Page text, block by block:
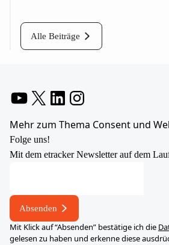
Alle Beiträge
Mehr zum Thema Consent und
Folge uns!
Mit dem etracker Newsletter auf dem
Adresse
E-
Mail-
Absenden
Mit Klick auf “Absenden” bestätige ich die
gelesen zu haben und erkenne diese